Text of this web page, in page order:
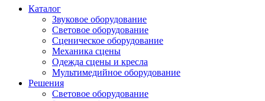
Каталог
Звуковое оборудование
Световое оборудование
Сценическое оборудование
Механика сцены
Одежда сцены и кресла
Мультимедийное оборудование
Решения
Световое оборудование